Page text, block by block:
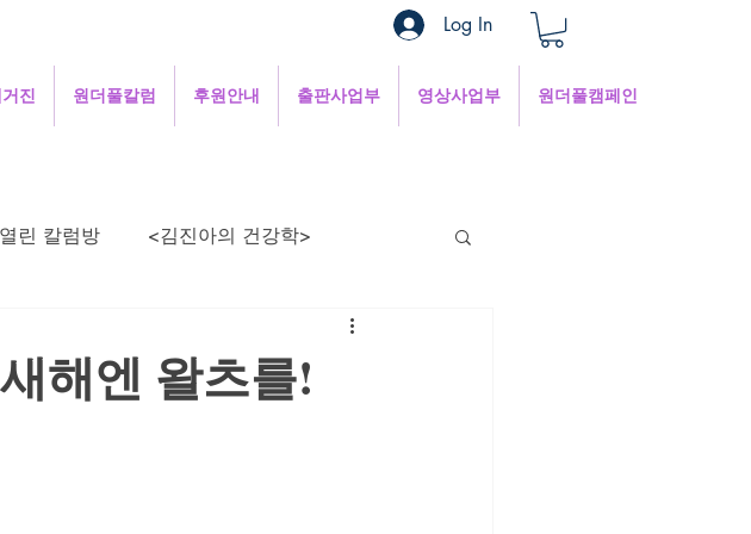
Log In
진 원더풀칼럼 후원안내 출판사업부 영상사업부 원더풀캠페인
열린 칼럼방 <김진아의 건강학>
김용현의 낮은 목소리
해엔 왈츠를!